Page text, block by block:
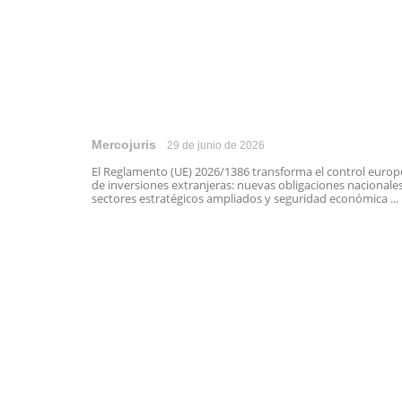
Mercojuris 29 de junio de 2026
El Reglamento (UE) 2026/1386 transforma el control
de inversiones extranjeras: nuevas obligaciones
sectores estratégicos ampliados y seguridad económica ...